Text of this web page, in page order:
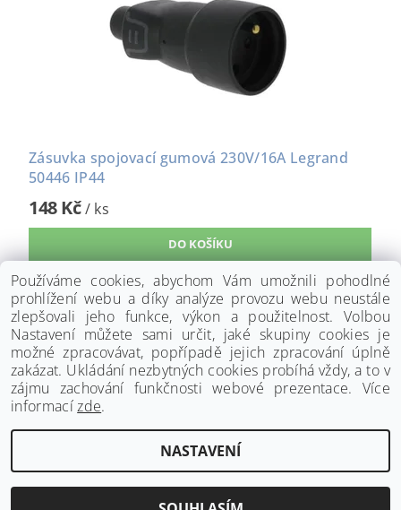
Zásuvka spojovací gumová 230V/16A Legrand
50446 IP44
148 Kč/ ks
www.palmat.cz
2026 ©Palmat.cz, všechna práva vyhrazenaUpravit nastavení cookies
Vytvořil Shoptet
Používáme cookies, abychom Vám umožnili pohodlné
prohlížení webu a díky analýze provozu webu neustále
zlepšovali jeho funkce, výkon a použitelnost. Volbou
Nastavení můžete sami určit, jaké skupiny cookies je
možné zpracovávat, popřípadě jejich zpracování úplně
zakázat. Ukládání nezbytných cookies probíhá vždy, a to v
zájmu zachování funkčnosti webové prezentace. Více
informacízde.
NASTAVENÍ